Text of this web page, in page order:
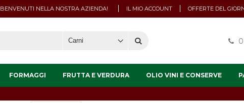
IL MIO ACCOUNT OFFERTE DEL
BENVENUTI NELLA NOSTRA AZIENDA!
FORMAGGI FRUTTA E VERDURA OLIO VINI E CONSERVE